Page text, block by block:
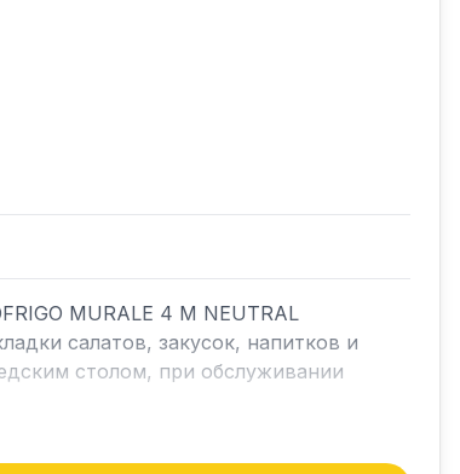
MURALE 4 M NEUTRAL
салатов, закусок, напитков и
столом, при обслуживании